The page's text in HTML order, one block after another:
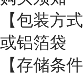
【包装方
或铝箔袋
【存储条